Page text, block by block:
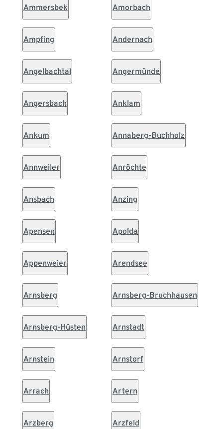
Ammersbek Amorbach
Ampfing Andernach
Angelbachtal Angermünde
Angersbach Anklam
Ankum Annaberg-Buchholz
Annweiler Anröchte
Ansbach Anzing
Apensen Apolda
Appenweier Arendsee
Arnsberg Arnsberg-Bruchhausen
Arnsberg-Hüsten Arnstadt
Arnstein Arnstorf
Arrach Artern
Arzberg Arzfeld